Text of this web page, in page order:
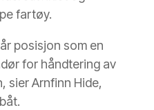
fartøy.
posisjon som en
for håndtering av
sier Arnfinn Hide,